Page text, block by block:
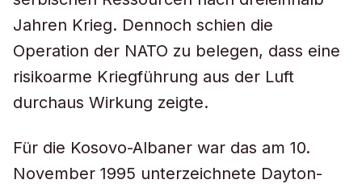
Jahren Krieg. Dennoch schien die
Operation der NATO zu belegen, dass eine
risikoarme Kriegführung aus der Luft
durchaus Wirkung zeigte.
Für die Kosovo-Albaner war das am 10.
November 1995 unterzeichnete Dayton-